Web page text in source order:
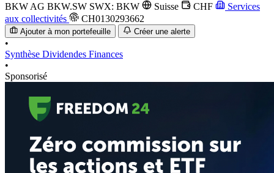
BKW AG BKW.SW SWX: BKW Suisse CHF
Services
aux collectivités
CH0130293662
Ajouter à mon portefeuille Créer une alerte
•
Synthèse Dividendes Finances
•
Sponsorisé